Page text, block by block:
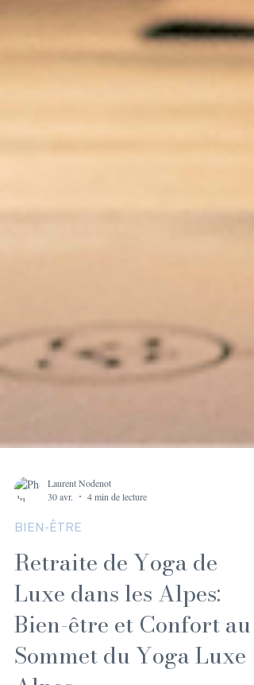
30 avr.
BIEN-ÊTRE
Retraite de Yoga de
Luxe dans les Alpes:
Bien-être et Confort au